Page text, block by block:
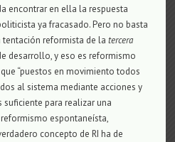
encontrar en ella la respuesta
ya fracasado. Pero no basta
tentación reformista de latercera
desarrollo, y eso es reformismo
“puestos en movimiento todos
al sistema mediante acciones y
suficiente para realizar una
espontaneísta,
concepto de RI ha de